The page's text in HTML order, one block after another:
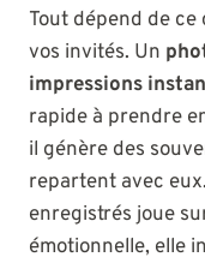
Tout dépend de
vos invités. Un
impressions
rapide à prendre
il génère des
repartent avec
enregistrés joue
émotionnelle, elle